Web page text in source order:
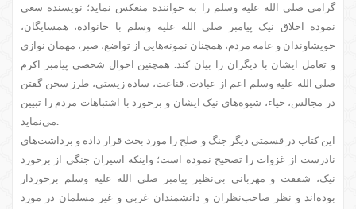
گرامی صلی الله علیه وسلم را به خواننده منعکس نماید؛ نویسنده سعی
نموده اخلاق نیک پیامبر صلی الله علیه وسلم با خانواده، همسایگان،
خویشاوندان و عامه مردم، همچنان نمونه‌هایی از تواضع، صبر، مهمان نوازی
و تعامل ایشان با دیگران را بیان کند. همچنین احوال شخصی پیامبر اکرم
صلی الله علیه وسلم اعم از عبادت، قناعت، ساده زیستی، طرز سخن گفتن
در مجالس، حیاء، شیوه‌های نیک ایشان و برخورد با اشتباهات مردم را تبیین
این کتاب در قسمتی دیگر جنگ و صلح را مورد بحث قرار داده و برداشت‌های
نادرست از غزوات را تصحیح نموده است؛ واینکه اسیران جنگی از برخورد
نیک، شفقت و مهربانی بی‌نظیر پیامبر صلی الله علیه وسلم برخوردار
بوده‌اند و نظر صاحب‌نظران و دانشمندان غربی و غیر مسلمان در مورد